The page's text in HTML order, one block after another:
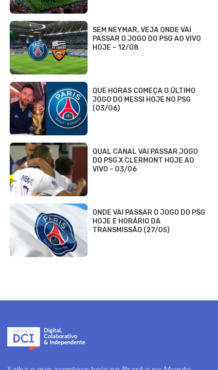
SEM NEYMAR, VEJA ONDE VAI
PASSAR O JOGO DO PSG AO VIVO
HOJE – 12/08
QUE HORAS COMEÇA O ÚLTIMO
JOGO DO MESSI HOJE NO PSG
(03/06)
QUAL CANAL VAI PASSAR JOGO
DO PSG X CLERMONT HOJE AO
VIVO – 03/06
ONDE VAI PASSAR O JOGO DO PSG
HOJE E HORÁRIO DA
TRANSMISSÃO (27/05)